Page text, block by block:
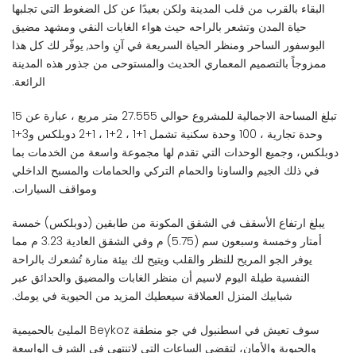
البقاء بالقرب من قلب المدينة ولكن بعيدًا عن كل الضغوط التي تجلبها
حياة المدن وتشعر بالراحه حيث هواء الغابات النقي ومشهد مضيق
البوسفور الساحر ومنظر الحياة السريعة في آنِ واحد, يوفّر لك كل هذا
ممزوجاً بالتصميم المعماري الحديث والمستوحى من جذور هذه المدينة
الرائعة.
تبلغ المساحة الاجمالية للمشروع حوالي 27.555 متر مربع ، عبارة عن 15
وحدة تجارية ، 100 وحدة سكنية تشمل 1+1 ، 2+1 ، 1+2 دوبلكس و3+1
دوبلكس، وجميع الوحدات التي تقدم لها مجموعة واسعة من الخدمات بما
في ذلك الجيم والساونا والحمام التركي والحمامات والمسبح الداخلي
ومواقف السيارات.
يبلغ ارتفاع الأسقف في الشقق المكونة من طابقين (دوبلكس) خمسة
أمتار وخمسة وسبعون سم (5.75) م وفي الشقق العادية 3.23 م مما
يوفر الجو المريح للنظر والقلب ويتيح لك بيئة منارة تُشعرك بالراحة
النفسية طيلة اليوم لاسيم أن منظر الغابات والمضيق والحدائق عبر
شبابيك المنزل العملاقة سيعطيك المزيد من الحيوية في يومك.
سوف تعيش في اسطنبول في جو منطقة Beykoz المليئ بالحميمية
والحيوية والأمان، لتقضي الساعات التي لاتنتهي في الشرف الواسعة